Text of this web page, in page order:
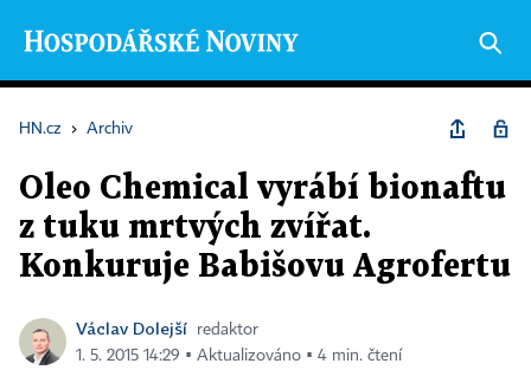
HN.cz › Archiv
Oleo Chemical vyrábí bionaftu
z tuku mrtvých zvířat.
Konkuruje Babišovu Agrofertu
Václav Dolejší
redaktor
1. 5. 2015 14:29 ▪ Aktualizováno ▪ 4 min. čtení